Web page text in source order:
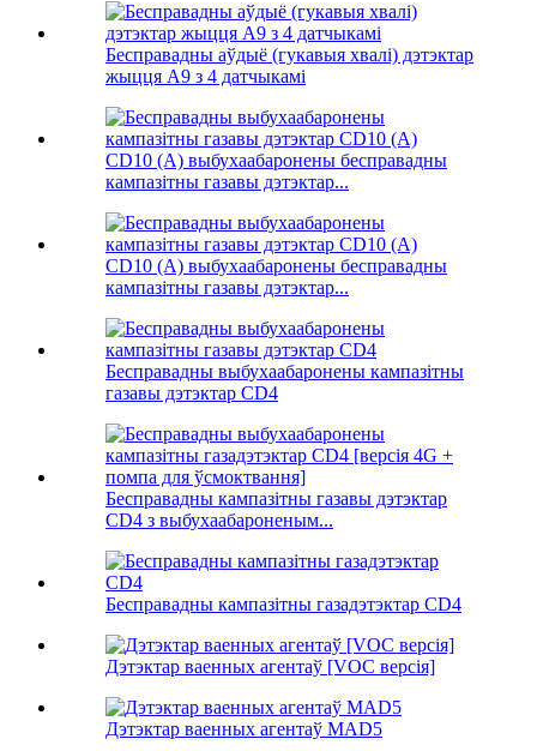
Бесправадны аўдыё (гукавыя хвалі) дэтэктар
жыцця A9 з 4 датчыкамі
CD10 (A) выбухаабаронены бесправадны
кампазітны газавы дэтэктар...
CD10 (A) выбухаабаронены бесправадны
кампазітны газавы дэтэктар...
Бесправадны выбухаабаронены кампазітны
газавы дэтэктар CD4
Бесправадны кампазітны газавы дэтэктар
CD4 з выбухаабароненым...
Бесправадны кампазітны газадэтэктар CD4
Дэтэктар ваенных агентаў [VOC версія]
Дэтэктар ваенных агентаў MAD5